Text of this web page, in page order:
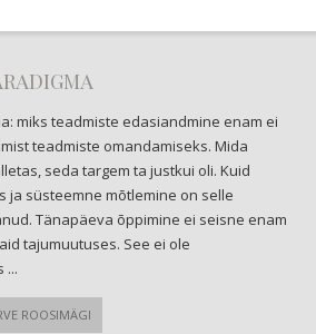
miks teadmiste edasiandmine enam ei
teadmiste omandamiseks. Mida
seda targem ta justkui oli. Kuid
süsteemne mõtlemine on selle
Tänapäeva õppimine ei seisne enam
tajumuutuses. See ei ole
...
ROOSIMÄGI